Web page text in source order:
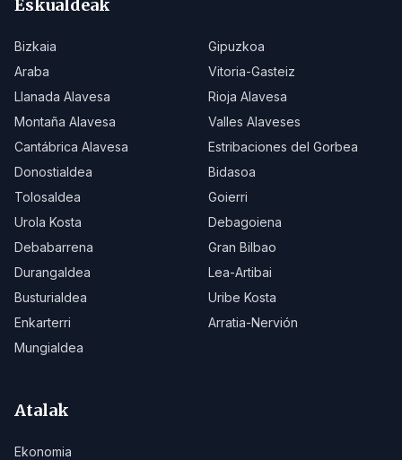
Eskualdeak
Bizkaia
Gipuzkoa
Araba
Vitoria-Gasteiz
Llanada Alavesa
Rioja Alavesa
Montaña Alavesa
Valles Alaveses
Cantábrica Alavesa
Estribaciones del Gorbea
Donostialdea
Bidasoa
Tolosaldea
Goierri
Urola Kosta
Debagoiena
Debabarrena
Gran Bilbao
Durangaldea
Lea-Artibai
Busturialdea
Uribe Kosta
Enkarterri
Arratia-Nervión
Mungialdea
Atalak
Ekonomia